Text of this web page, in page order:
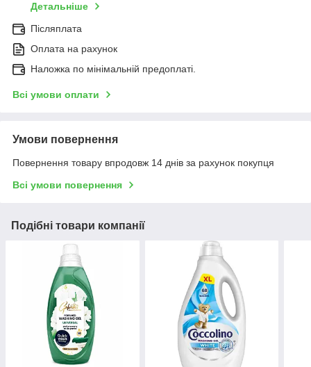
Детальніше
Післяплата
Оплата на рахунок
Наложка по мінімальній предоплаті.
Всі умови оплати
Умови повернення
Повернення товару впродовж 14 днів за рахунок покупця
Всі умови повернення
Подібні товари компанії